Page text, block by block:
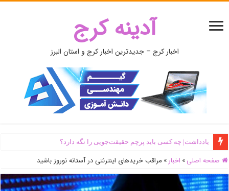
آدینه کرج
اخبار کرج – جدیدترین اخبار کرج و استان البرز
یادداشت| ‌چه کسی باید پرچم حقیقت‌جویی را نگه دارد؟
صفحه اصلی » اخبار » مراقب خریدهای اینترنتی در آستانه نوروز باشید